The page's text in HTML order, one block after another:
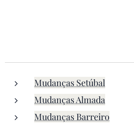
Mudanças Setúbal
Mudanças Almada
Mudanças Barreiro